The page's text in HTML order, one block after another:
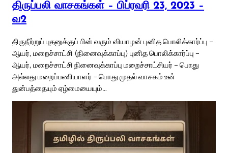
திருப்பலி வாசகங்கள் – பிப்ரவரி 23, 2023 –
வ2
திருநீற்றுப் புதனுக்குப் பின் வரும் வியாழன் புனித பொலிக்கார்ப்பு –
ஆயர், மறைச்சாட்சி (நினைவுக்காப்பு) புனித பொலிக்கார்ப்பு –
ஆயர், மறைச்சாட்சி நினைவுக்காப்பு மறைச்சாட்சியர் – பொது
அல்லது மறைப்பணியாளர் – பொது முதல் வாசகம் உன்
துன்பத்தையும் ஏழ்மையையும்…